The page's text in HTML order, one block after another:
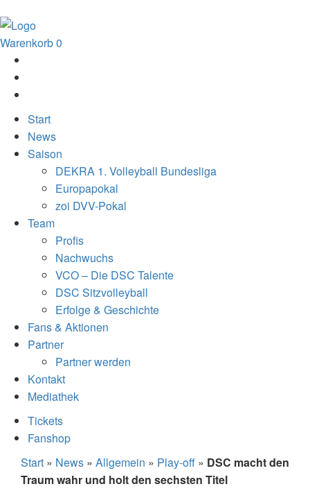
Warenkorb0
Start
News
Saison
DEKRA 1. Volleyball Bundesliga
Europapokal
zoi DVV-Pokal
Team
Profis
Nachwuchs
VCO – Die DSC Talente
DSC Sitzvolleyball
Erfolge & Geschichte
Fans & Aktionen
Partner
Partner werden
Kontakt
Mediathek
Tickets
Fanshop
Start » News » Allgemein » Play-off » DSC macht den
Traum wahr und holt den sechsten Titel